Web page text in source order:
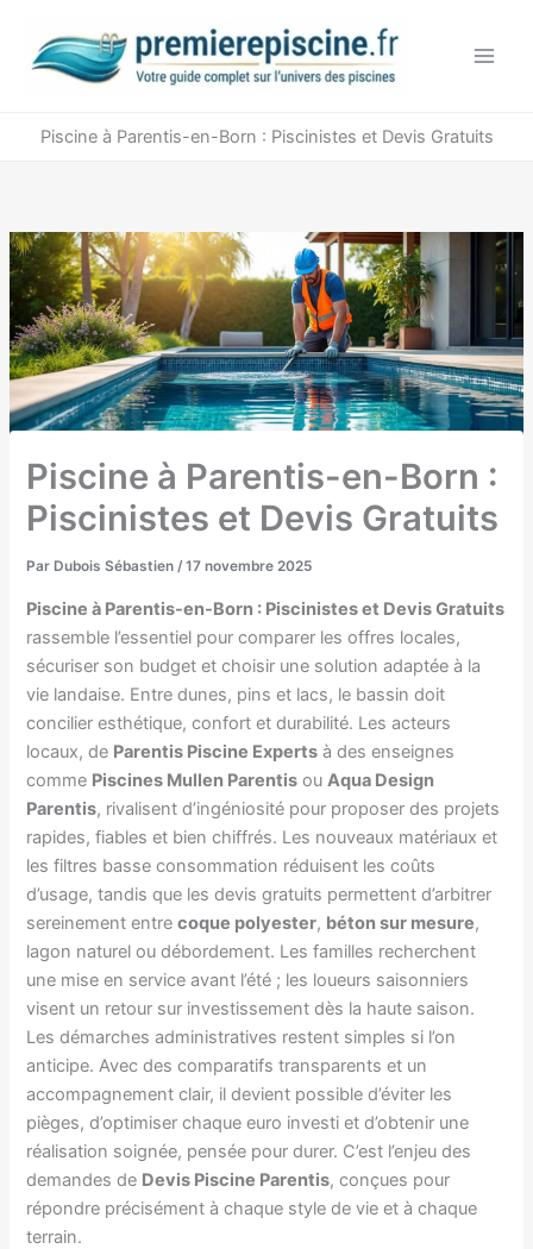
contenu
Piscine à Parentis-en-Born : Piscinistes et Devis Gratuits
Piscine à Parentis-en-Born :
Piscinistes et Devis Gratuits
Par Dubois Sébastien/17 novembre 2025
Piscine à Parentis-en-Born : Piscinistes et Devis Gratuits
rassemble l’essentiel pour comparer les offres locales,
sécuriser son budget et choisir une solution adaptée à la
vie landaise. Entre dunes, pins et lacs, le bassin doit
concilier esthétique, confort et durabilité. Les acteurs
locaux, de Parentis Piscine Experts à des enseignes
comme Piscines Mullen Parentis ouAqua Design
Parentis, rivalisent d’ingéniosité pour proposer des projets
rapides, fiables et bien chiffrés. Les nouveaux matériaux et
les filtres basse consommation réduisent les coûts
d’usage, tandis que les devis gratuits permettent d’arbitrer
sereinement entrecoque polyester, béton sur mesure,
lagon naturel ou débordement. Les familles recherchent
une mise en service avant l’été ; les loueurs saisonniers
visent un retour sur investissement dès la haute saison.
Les démarches administratives restent simples si l’on
anticipe. Avec des comparatifs transparents et un
accompagnement clair, il devient possible d’éviter les
pièges, d’optimiser chaque euro investi et d’obtenir une
réalisation soignée, pensée pour durer. C’est l’enjeu des
demandes de Devis Piscine Parentis, conçues pour
répondre précisément à chaque style de vie et à chaque
terrain.